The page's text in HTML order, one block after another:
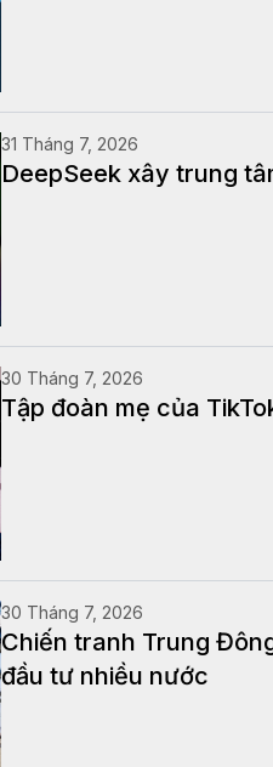
31 Tháng 7, 2026
DeepSeek xây trung
30 Tháng 7, 2026
Tập đoàn mẹ của
30 Tháng 7, 2026
Chiến tranh Trung
đầu tư nhiều nước